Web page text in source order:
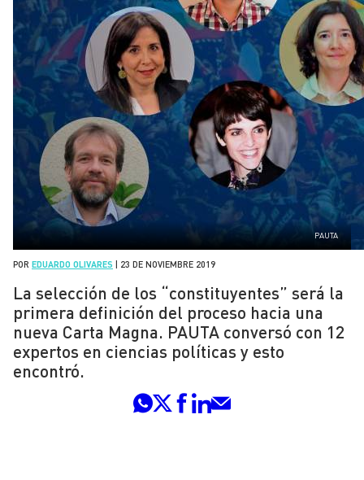
PAUTA
POR EDUARDO OLIVARES 23 DE NOVIEMBRE 2019
La selección de los “constituyentes” será la
primera definición del proceso hacia una
nueva Carta Magna. PAUTA conversó con 12
expertos en ciencias políticas y esto
encontró.